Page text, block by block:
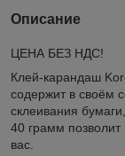
Описание
ЦЕНА БЕЗ НДС!
Клей-карандаш
содержит в своём
склеивания
40 грамм
вас.